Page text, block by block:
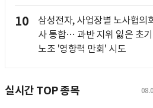
10
삼성전자, 사업장별 노사협의
사 통합… 과반 지위 잃은 초기
노조 '영향력 만회' 시도
실시간 TOP 종목